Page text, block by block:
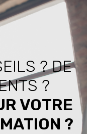
? DE
?
VOTRE
?